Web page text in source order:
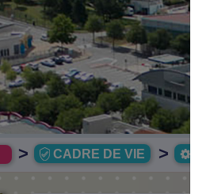
> CADRE DE VIE >